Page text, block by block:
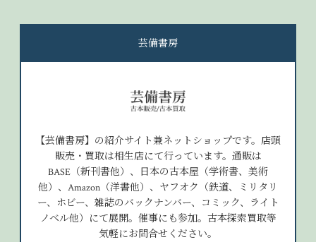
芸備書房
【芸備書房】の紹介サイト兼ネットショップです。店頭
販売・買取は相生店にて行っています。通販は
BASE（新刊書他）、日本の古本屋（学術書、美術
他）、Amazon（洋書他）、ヤフオク（鉄道、ミリタリ
ー、ホビー、雑誌のバックナンバー、コミック、ライト
ノベル他）にて展開。催事にも参加。古本探索買取等
気軽にお問合せください。